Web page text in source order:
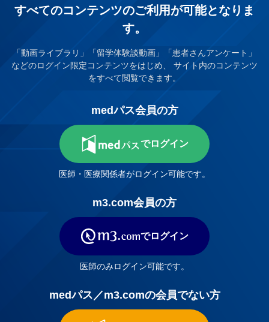
すべてのコンテンツのご利⽤が可能となりま
す。
「動画ライブラリ」「留学体験談動画」「患者さんアンケート」
などのログイン限定コンテンツをはじめ、
サイト内のコンテンツ
をすべて閲覧できます。
medパス会員の方
でログイン
医師・医療関係者がログイン可能です。
m3.com会員の方
でログイン
医師のみログイン可能です。
medパス／m3.comの会員でない方